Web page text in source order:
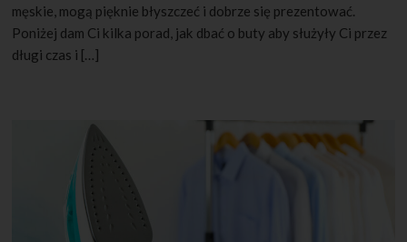
męskie, mogą pięknie błyszczeć i dobrze się prezentować.
Poniżej dam Ci kilka porad, jak dbać o buty aby służyły Ci przez
długi czas i […]